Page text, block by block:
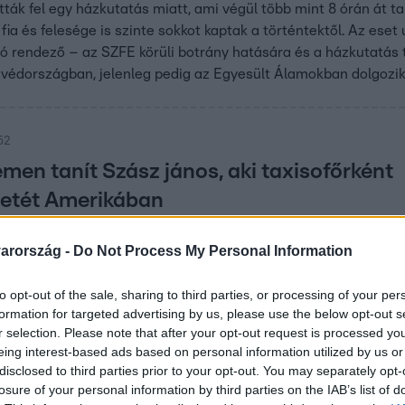
- Do Not Process My Personal Information
opt-out of the sale, sharing to third parties, or processing of your
for targeted advertising by us, please use the below opt-out
selection. Please note that after your opt-out request is processed
interest-based ads based on personal information utilized by us
to third parties prior to your opt-out. You may separately
of your personal information by third parties on the IAB’s list of
fel egy házkutatás miatt, ami végül több mint 8 órán át
és felesége is szinte sokkot kaptak a történtektől. Az
rendező – az SZFE körüli botrány hatására és a
jelenleg pedig az Egyesült Álamokban
tanít Szász jános, aki taxisofőrként
Amerikában
aki sírásó munkán
tanárok?